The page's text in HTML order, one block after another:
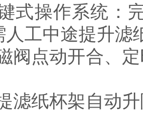
式操作系统：
人工中途提升滤
阀点动开合、
滤纸杯架自动